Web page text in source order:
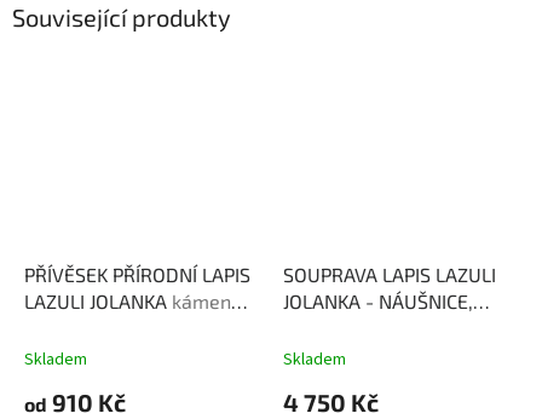
Související produkty
PŘÍVĚSEK PŘÍRODNÍ LAPIS
LAZULI JOLANKA kámen
přátelství
Skladem
od 910 Kč
SOUPRAVA LAPIS LAZULI
JOLANKA - NÁUŠNICE,
PRSTEN
Skladem
4 750 Kč